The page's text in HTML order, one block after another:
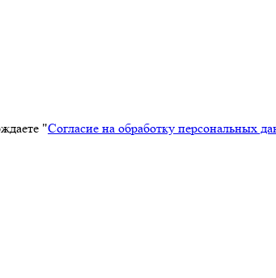
"Согласие на обработку персональных